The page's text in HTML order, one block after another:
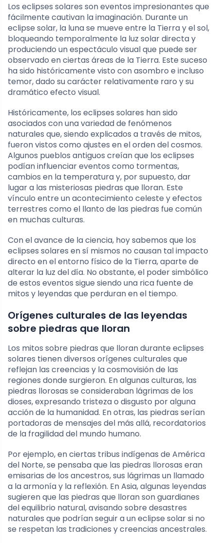
Los eclipses solares son eventos impresionantes que
fácilmente cautivan la imaginación. Durante un
eclipse solar, la luna se mueve entre la Tierra y el sol,
bloqueando temporalmente la luz solar directa y
produciendo un espectáculo visual que puede ser
observado en ciertas áreas de la Tierra. Este suceso
ha sido históricamente visto con asombro e incluso
temor, dado su carácter relativamente raro y su
dramático efecto visual.
Históricamente, los eclipses solares han sido
asociados con una variedad de fenómenos
naturales que, siendo explicados a través de mitos,
fueron vistos como ajustes en el orden del cosmos.
Algunos pueblos antiguos creían que los eclipses
podían influenciar eventos como tormentas,
cambios en la temperatura y, por supuesto, dar
lugar a las misteriosas piedras que lloran. Este
vínculo entre un acontecimiento celeste y efectos
terrestres como el llanto de las piedras fue común
en muchas culturas.
Con el avance de la ciencia, hoy sabemos que los
eclipses solares en sí mismos no causan tal impacto
directo en el entorno físico de la Tierra, aparte de
alterar la luz del día. No obstante, el poder simbólico
de estos eventos sigue siendo una rica fuente de
mitos y leyendas que perduran en el tiempo.
Orígenes culturales de las leyendas
sobre piedras que lloran
Los mitos sobre piedras que lloran durante eclipses
solares tienen diversos orígenes culturales que
reflejan las creencias y la cosmovisión de las
regiones donde surgieron. En algunas culturas, las
piedras llorosas se consideraban lágrimas de los
dioses, expresando tristeza o disgusto por alguna
acción de la humanidad. En otras, las piedras serían
portadoras de mensajes del más allá, recordatorios
de la fragilidad del mundo humano.
Por ejemplo, en ciertas tribus indígenas de América
del Norte, se pensaba que las piedras llorosas eran
emisarias de los ancestros, sus lágrimas un llamado
a la armonía y la reflexión. En Asia, algunas leyendas
sugieren que las piedras que lloran son guardianes
del equilibrio natural, avisando sobre desastres
naturales que podrían seguir a un eclipse solar si no
se respetan las tradiciones y creencias ancestrales.